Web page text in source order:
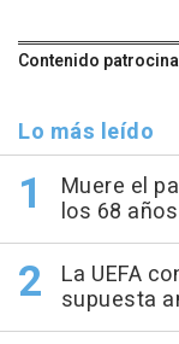
Contenido
Lo más leído
Muere el
los 68 años
La UEFA
supuesta